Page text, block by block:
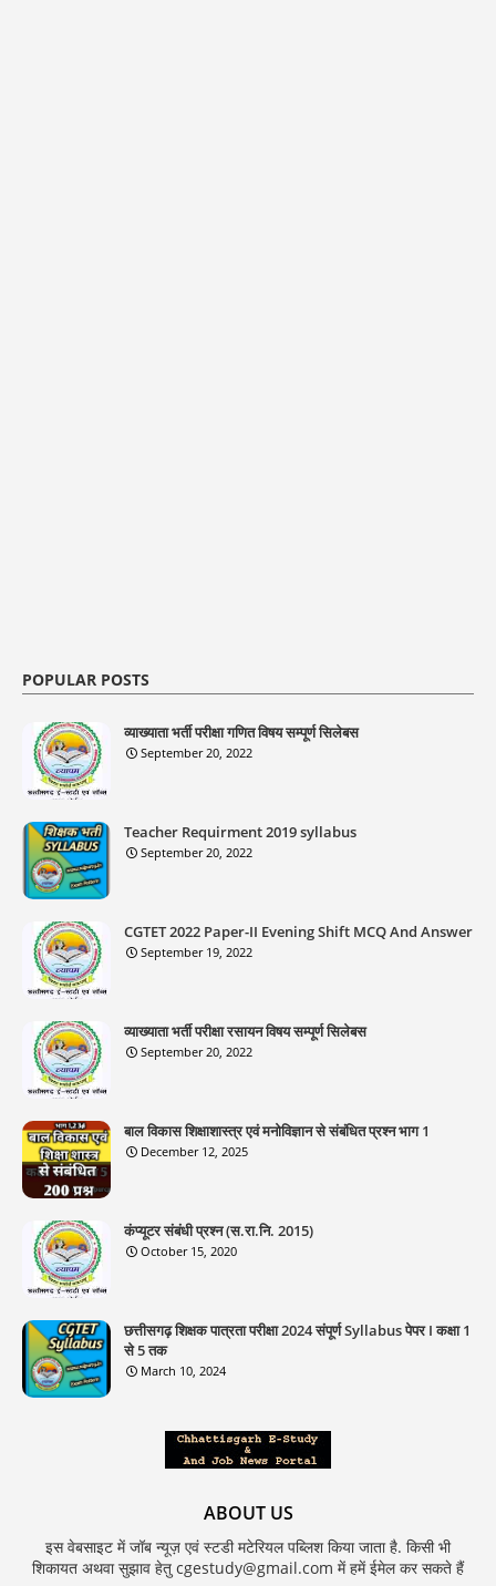
POPULAR POSTS
व्याख्याता भर्ती परीक्षा गणित विषय सम्पूर्ण सिलेबस
September 20, 2022
Teacher Requirment 2019 syllabus
September 20, 2022
CGTET 2022 Paper-II Evening Shift MCQ And Answer
September 19, 2022
व्याख्याता भर्ती परीक्षा रसायन विषय सम्पूर्ण सिलेबस
September 20, 2022
बाल विकास शिक्षाशास्त्र एवं मनोविज्ञान से संबंधित प्रश्न भाग 1
December 12, 2025
कंप्यूटर संबंधी प्रश्न (स.रा.नि. 2015)
October 15, 2020
छत्तीसगढ़ शिक्षक पात्रता परीक्षा 2024 संपूर्ण Syllabus पेपर I कक्षा 1
से 5 तक
March 10, 2024
ABOUT US
इस वेबसाइट में जॉब न्यूज़ एवं स्टडी मटेरियल पब्लिश किया जाता है. किसी भी
शिकायत अथवा सुझाव हेतु cgestudy@gmail.com में हमें ईमेल कर सकते हैं